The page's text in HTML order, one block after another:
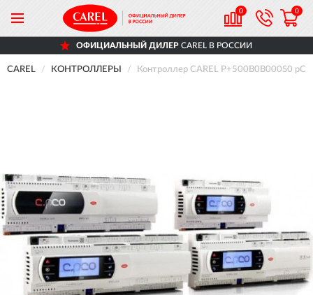
0 0
ОФИЦИАЛЬНЫЙ ДИЛЕРCAREL В РОССИИ
CAREL КОНТРОЛЛЕРЫ Контроллер CAREL P+500B0B000S0